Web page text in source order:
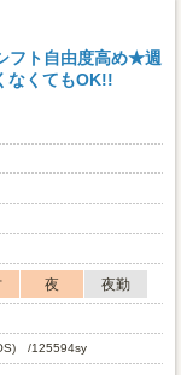
フト自由度高め★週
なくてもOK!!
夜
夜勤
/125594sy